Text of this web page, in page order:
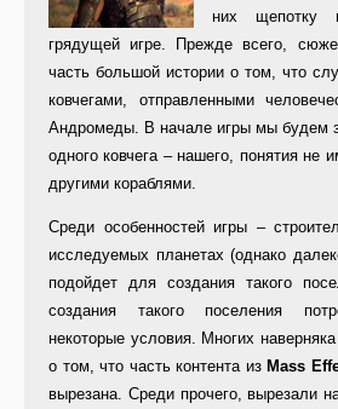
них щепотку
грядущей игре. Прежде всего,
часть большой истории о том, что
ковчегами, отправленными
Андромеды. В начале игры мы будем
одного ковчега – нашего, понятия не
другими кораблями.
Среди особенностей игры –
исследуемых планетах (однако
подойдет для создания такого
создания такого поселения
некоторые условия. Многих
о том, что часть контента из Mass
вырезана. Среди прочего, вырезали